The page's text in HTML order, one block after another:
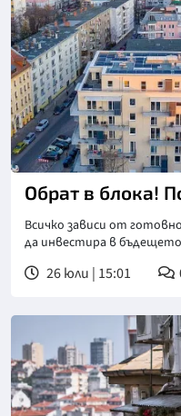
Обрат в блока!
Всичко зависи от
да инвестира в бъдещето
26 юли | 15:01